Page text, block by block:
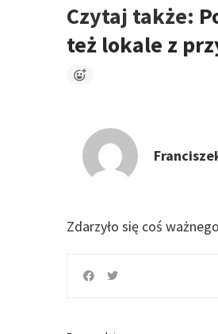
Czytaj także:
też lokale z
Zdarzyło się coś